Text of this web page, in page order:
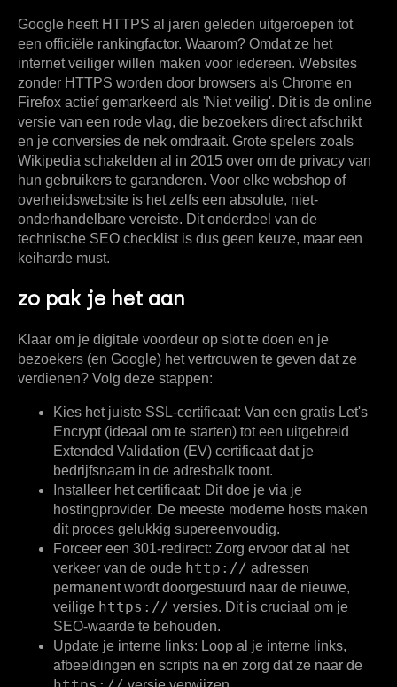
Google heeft HTTPS al jaren geleden uitgeroepen tot
een officiële rankingfactor. Waarom? Omdat ze het
internet veiliger willen maken voor iedereen. Websites
zonder HTTPS worden door browsers als Chrome en
Firefox actief gemarkeerd als 'Niet veilig'. Dit is de online
versie van een rode vlag, die bezoekers direct afschrikt
en je conversies de nek omdraait. Grote spelers zoals
Wikipedia schakelden al in 2015 over om de privacy van
hun gebruikers te garanderen. Voor elke webshop of
overheidswebsite is het zelfs een absolute, niet-
onderhandelbare vereiste. Dit onderdeel van de
technische SEO checklist is dus geen keuze, maar een
keiharde must.
zo pak je het aan
Klaar om je digitale voordeur op slot te doen en je
bezoekers (en Google) het vertrouwen te geven dat ze
verdienen? Volg deze stappen:
Kies het juiste SSL-certificaat: Van een gratis Let's
Encrypt (ideaal om te starten) tot een uitgebreid
Extended Validation (EV) certificaat dat je
bedrijfsnaam in de adresbalk toont.
Installeer het certificaat: Dit doe je via je
hostingprovider. De meeste moderne hosts maken
dit proces gelukkig supereenvoudig.
Forceer een 301-redirect: Zorg ervoor dat al het
verkeer van de oude http:// adressen
permanent wordt doorgestuurd naar de nieuwe,
veilige https:// versies. Dit is cruciaal om je
SEO-waarde te behouden.
Update je interne links: Loop al je interne links,
afbeeldingen en scripts na en zorg dat ze naar de